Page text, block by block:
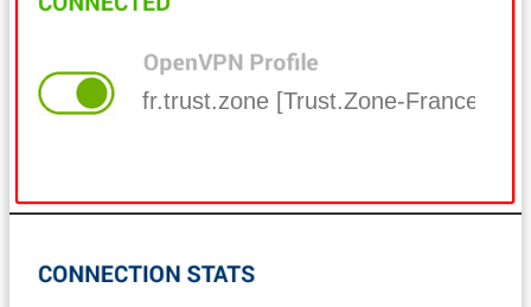
fr.trust.zone [Trust.Zone-France]